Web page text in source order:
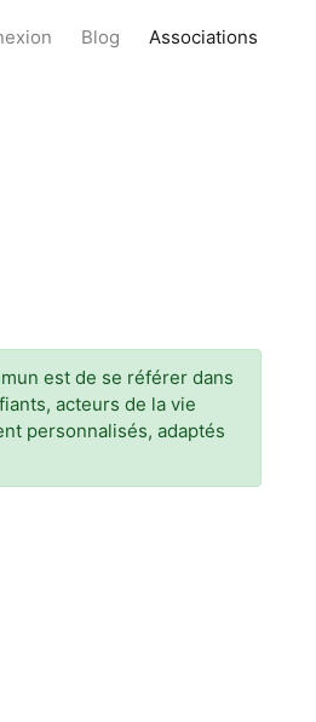
Blog Associations
est de se référer dans
acteurs de la vie
personnalisés, adaptés